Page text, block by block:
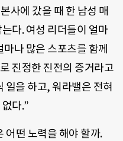
사에 갔을 때 한 남성 매
다. 여성 리더들이 얼마
나 많은 스포츠를 함께
진정한 진전의 증거라고
일을 하고, 워라밸은 전혀
다.”
어떤 노력을 해야 할까.